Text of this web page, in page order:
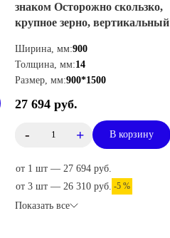
знаком Осторожно скользко,
крупное зерно, вертикальный
Ширина, мм:900
Толщина, мм:14
Размер, мм:900*1500
27 694 руб.
- + В корзину
от 1 шт — 27 694 руб.
от 3 шт — 26 310 руб. -5 %
Показать все